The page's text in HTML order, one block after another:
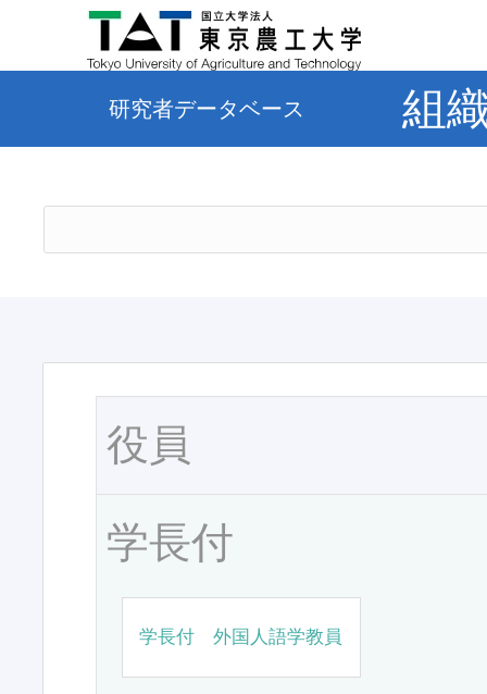
研究者データベース 組
役員
学長付
学長付 外国人語学教員